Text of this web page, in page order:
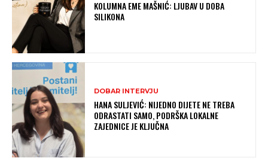
KOLUMNA EME MAŠNIĆ: LJUBAV U DOBA
SILIKONA
DOBAR INTERVJU
HANA SULJEVIĆ: NIJEDNO DIJETE NE TREBA
ODRASTATI SAMO, PODRŠKA LOKALNE
ZAJEDNICE JE KLJUČNA